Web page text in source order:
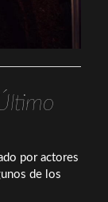
por actores
de los